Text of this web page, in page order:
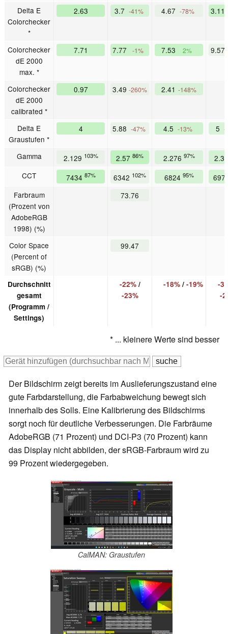
Delta E
Colorchecker
*
2.63 3.7 -41% 4.67 -78% 3.11
Colorchecker
dE 2000
max. *
7.71 7.77 -1% 7.53 2% 9.57
Colorchecker
dE 2000
calibrated *
0.97 3.49 -260% 2.41 -148%
Delta E
Graustufen *
4 5.88 -47% 4.5 -13% 5 -
Gamma 2.129 103% 2.57 86% 2.276 97%
CCT
7434 87% 6342 102% 6824 95%
Farbraum
(Prozent von
AdobeRGB
1998) (%)
73.76
Color Space
(Percent of
sRGB) (%)
99.47
Durchschnitt
gesamt
(Programm /
Settings)
-22%/
-23%
-18%/ -19%
-
-
* ... kleinere Werte sind besser
Der Bildschirm zeigt bereits im Auslieferungszustand eine
gute Farbdarstellung, die Farbabweichung bewegt sich
innerhalb des Solls. Eine Kalibrierung des Bildschirms
sorgt noch für deutliche Verbesserungen. Die Farbräume
AdobeRGB (71 Prozent) und DCI-P3 (70 Prozent) kann
das Display nicht abbilden, der sRGB-Farbraum wird zu
99 Prozent wiedergegeben.
CalMAN: Graustufen